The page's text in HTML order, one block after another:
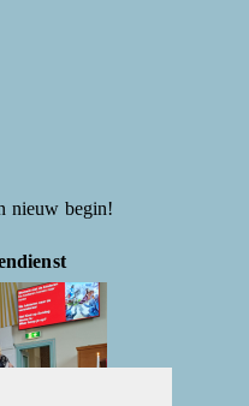
nieuw begin!